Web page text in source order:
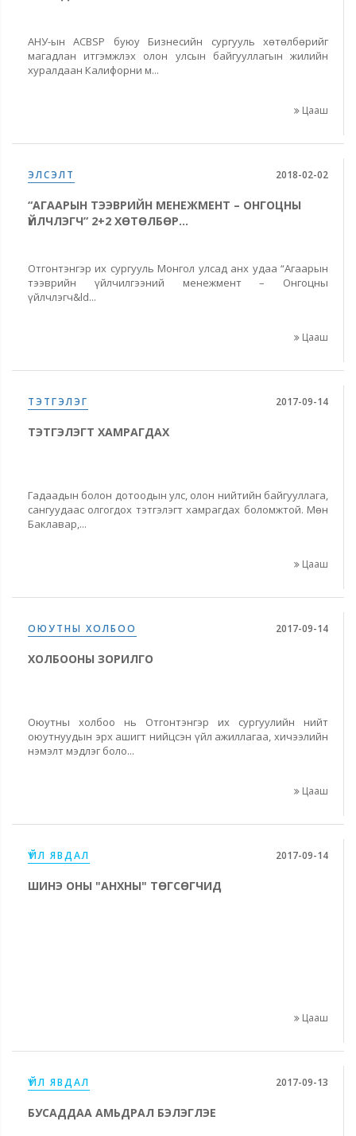
АНУ-ын ACBSP буюу Бизнесийн сургууль хөтөлбөрийг
магадлан итгэмжлэх олон улсын байгууллагын жилийн
хуралдаан Калифорни м...
Цааш
ЭЛСЭЛТ 2018-02-02
“АГААРЫН ТЭЭВРИЙН МЕНЕЖМЕНТ – ОНГОЦНЫ
ҮЙЛЧЛЭГЧ” 2+2 ХӨТӨЛБӨР...
Отгонтэнгэр их сургууль Монгол улсад анх удаа “Агаарын
тээврийн үйлчилгээний менежмент – Онгоцны
үйлчлэгч&ld...
Цааш
ТЭТГЭЛЭГ 2017-09-14
ТЭТГЭЛЭГТ ХАМРАГДАХ
Гадаадын болон дотоодын улс, олон нийтийн байгууллага,
сангуудаас олгогдох тэтгэлэгт хамрагдах боломжтой. Мөн
Баклавар,...
Цааш
ОЮУТНЫ ХОЛБОО 2017-09-14
ХОЛБООНЫ ЗОРИЛГО
Оюутны холбоо нь Отгонтэнгэр их сургуулийн нийт
оюутнуудын эрх ашигт нийцсэн үйл ажиллагаа, хичээлийн
нэмэлт мэдлэг боло...
Цааш
ҮЙЛ ЯВДАЛ 2017-09-14
ШИНЭ ОНЫ "АНХНЫ" ТӨГСӨГЧИД
Цааш
ҮЙЛ ЯВДАЛ 2017-09-13
БУСАДДАА АМЬДРАЛ БЭЛЭГЛЭЕ